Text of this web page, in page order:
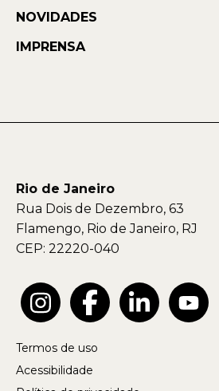
NOVIDADES
IMPRENSA
Rio de Janeiro
Rua Dois de Dezembro, 63
Flamengo, Rio de Janeiro, RJ
CEP: 22220-040
Termos de uso
Acessibilidade